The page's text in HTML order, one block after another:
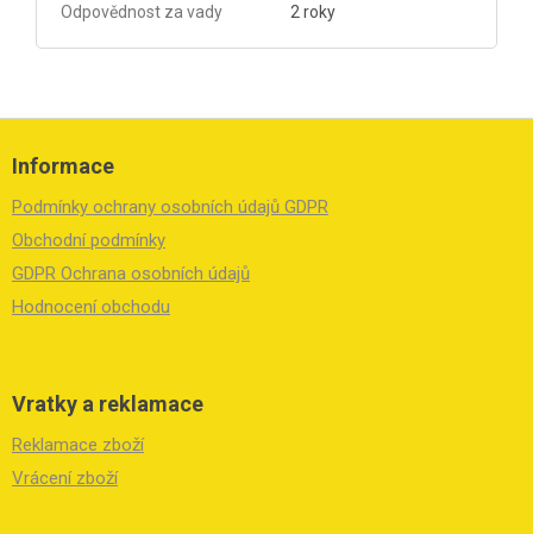
Odpovědnost za vady 2 roky
Z
Informace
Podmínky ochrany osobních údajů GDPR
Obchodní podmínky
GDPR Ochrana osobních údajů
Hodnocení obchodu
Vratky a reklamace
Reklamace zboží
Vrácení zboží